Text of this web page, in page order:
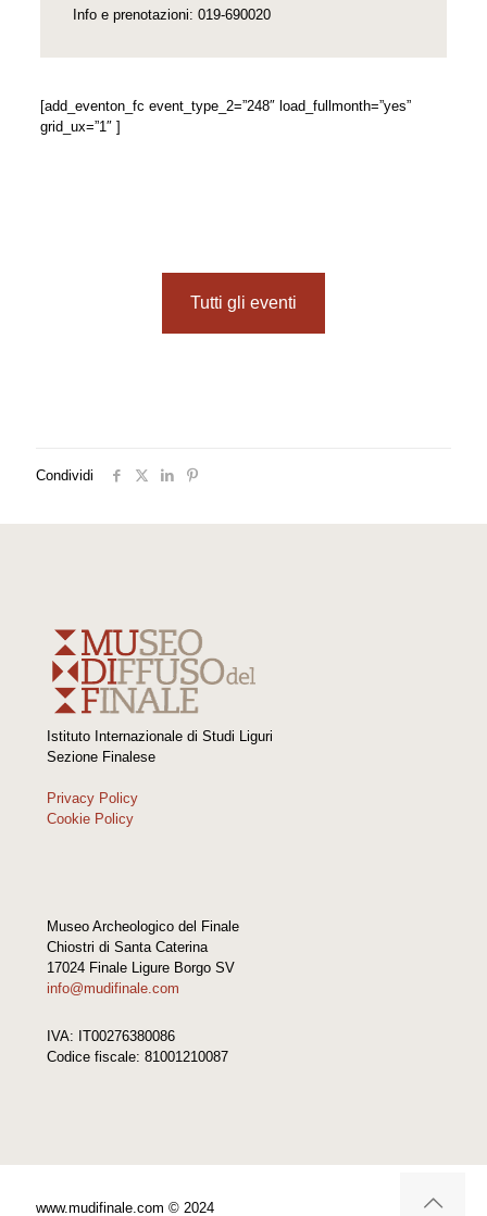
Info e prenotazioni: 019-690020
[add_eventon_fc event_type_2=”248″ load_fullmonth=”yes”
grid_ux=”1″ ]
Tutti gli eventi
Condividi
Istituto Internazionale di Studi Liguri
Sezione Finalese
Privacy Policy
Cookie Policy
Museo Archeologico del Finale
Chiostri di Santa Caterina
17024 Finale Ligure Borgo SV
info@mudifinale.com
IVA: IT00276380086
Codice fiscale: 81001210087
www.mudifinale.com © 2024